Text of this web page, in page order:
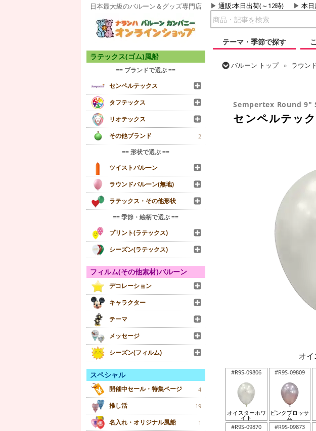
日本最大級のバルーン＆グッズ専門店 通販:本日出荷(～12時) 本日
テーマ・季節で探す
ラテックス(ゴム)風船
== ブランドで選ぶ ==
センペルテックス
タフテックス
リオテックス
その他ブランド
2
== 形状で選ぶ ==
ツイストバルーン
ラウンドバルーン(無地)
ラテックス・その他形状
== 季節・絵柄で選ぶ ==
プリント(ラテックス)
シーズン(ラテックス)
フィルム(その他素材)バルーン
デコレーション
キャラクター
テーマ
メッセージ
シーズン(フィルム)
スペシャル
開催中セール・特集ページ 4
推し活 19
名入れ・オリジナル風船 1
バルーン トップ ラウン
Sempertex Round 9"
センペルテッ
オイ
#R9S-09806
オイスターホワ
イト
#R9S-09809
ピンクブロッサ
ム
#R9S-09870
#R9S-09873